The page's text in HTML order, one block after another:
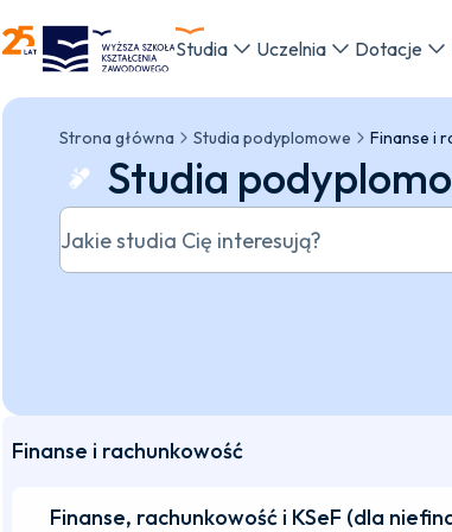
WSKZ - strona główna
Studia Uczelnia Dotacje
Strona główna Studia podyplomowe Finanse i
Studia
Jakie studia Cię interesują?
Finanse i rachunkowość
Finanse, rachunkowość i KSeF (dla